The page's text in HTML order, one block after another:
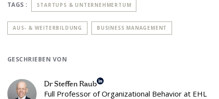
TAGS : STARTUPS & UNTERNEHMERTUM
AUS- & WEITERBILDUNG BUSINESS MANAGEMENT
GESCHRIEBEN VON
Dr Steffen Raub
Full Professor of Organizational Behavior at EHL